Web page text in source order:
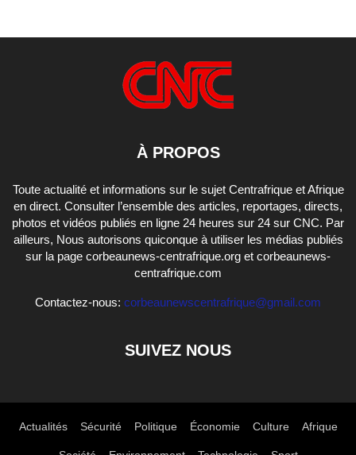
À PROPOS
Toute actualité et informations sur le sujet Centrafrique et Afrique
en direct. Consulter l’ensemble des articles, reportages, directs,
photos et vidéos publiés en ligne 24 heures sur 24 sur CNC. Par
ailleurs, Nous autorisons quiconque à utiliser les médias publiés
sur la page corbeaunews-centrafrique.org et corbeaunews-
centrafrique.com
Contactez-nous: corbeaunewscentrafrique@gmail.com
SUIVEZ NOUS
Actualités Sécurité Politique Économie Culture Afrique